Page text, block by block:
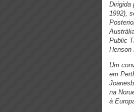
Dirigida
1992),
Public
Henson
Um
em
na
à